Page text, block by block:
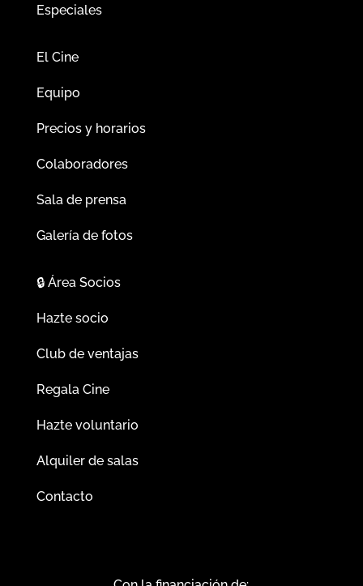
Especiales
El Cine
Equipo
Precios y horarios
Colaboradores
Sala de prensa
Galería de fotos
🔒Área Socios
Hazte socio
Club de ventajas
Regala Cine
Hazte voluntario
Alquiler de salas
Contacto